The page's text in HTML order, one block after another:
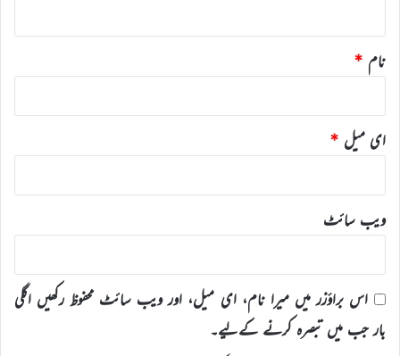
نام *
ای میل *
ویب‌ سائٹ
اس براؤزر میں میرا نام، ای میل، اور ویب سائٹ محفوظ رکھیں اگلی
بار جب میں تبصرہ کرنے کےلیے۔